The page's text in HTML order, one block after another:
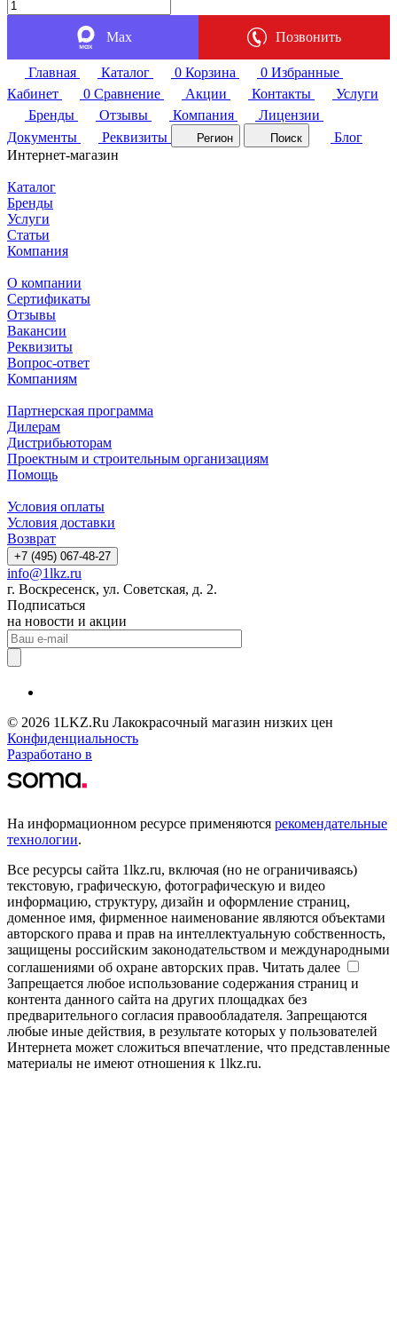
Max Позвонить
Главная Каталог 0 Корзина 0 Избранные
Кабинет
0 Сравнение Акции Контакты
Услуги
Бренды
Отзывы Компания
Лицензии
Документы
Реквизиты Регион Поиск
Блог
Интернет-магазин
Каталог
Бренды
Услуги
Статьи
Компания
О компании
Сертификаты
Отзывы
Вакансии
Реквизиты
Вопрос-ответ
Компаниям
Партнерская программа
Дилерам
Дистрибьюторам
Проектным и строительным организациям
Помощь
Условия оплаты
Условия доставки
Возврат
+7 (495) 067-48-27
info@1lkz.ru
г. Воскресенск, ул. Советская, д. 2.
Подписаться
на новости и акции
© 2026 1LKZ.Ru Лакокрасочный магазин низких цен
Конфиденциальность
Разработано в
На информационном ресурсе применяются рекомендательные
технологии.
Все ресурсы сайта 1lkz.ru, включая (но не ограничиваясь)
текстовую, графическую, фотографическую и видео
информацию, структуру, дизайн и оформление страниц,
доменное имя, фирменное наименование являются объектами
авторского права и прав на интеллектуальную собственность,
защищены российским законодательством и международными
соглашениями об охране авторских прав. Читать далее
Запрещается любое использование содержания страниц и
контента данного сайта на других площадках без
предварительного согласия правообладателя. Запрещаются
любые иные действия, в результате которых у пользователей
Интернета может сложиться впечатление, что представленные
материалы не имеют отношения к 1lkz.ru.